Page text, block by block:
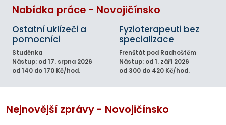
Nabídka práce - Novojičínsko
Ostatní uklízeči a
pomocníci
Studénka
Nástup: od 17. srpna 2026
od 140 do 170 Kč/hod.
Fyzioterapeuti bez
specializace
Frenštát pod Radhoštěm
Nástup: od 1. září 2026
od 300 do 420 Kč/hod.
Nejnovější zprávy - Novojičínsko